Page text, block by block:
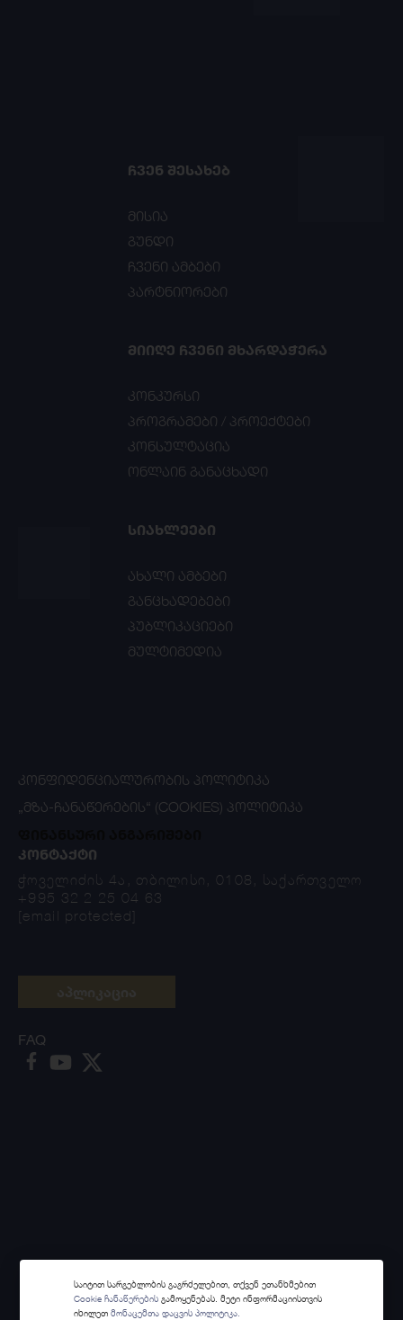
ᲩᲕᲔᲜ ᲨᲔᲡᲐᲮᲔᲑ
მისია
გუნდი
ჩვენი ამბები
პარტნიორები
ᲛᲘᲘᲦᲔ ᲩᲕᲔᲜᲘ ᲛᲮᲐᲠᲓᲐᲭᲔᲠᲐ
კონკურსი
პროგრამები / პროექტები
კონსულტაცია
ონლაინ განაცხადი
ᲡᲘᲐᲮᲚᲔᲔᲑᲘ
ახალი ამბები
განცხადებები
პუბლიკაციები
მულტიმედია
ᲙᲝᲜᲤᲘᲓᲔᲜᲪᲘᲐᲚᲣᲠᲝᲑᲘᲡ ᲞᲝᲚᲘᲢᲘᲙᲐ
„ᲛᲖᲐ-ᲩᲐᲜᲐᲬᲔᲠᲔᲑᲘᲡ“ (COOKIES) ᲞᲝᲚᲘᲢᲘᲙᲐ
ᲙᲝᲜᲢᲐᲥᲢᲘ
ჭოველიძის 4ა, თბილისი, 0108, საქართველო
+995 32 2 25 04 63
[email protected]
FAQ
საიტით სარგებლობის გაგრძელებით, თქვენ ეთანხმებით
Cookie ჩანაწერების გამოყენებას. მეტი ინფორმაციისთვის
იხილეთმონაცემთა დაცვის პოლიტიკა.